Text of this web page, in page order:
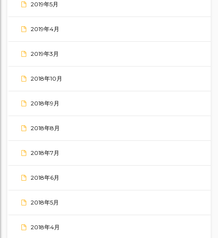
2019年5月
2019年4月
2019年3月
2018年10月
2018年9月
2018年8月
2018年7月
2018年6月
2018年5月
2018年4月